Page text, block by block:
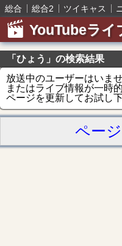
総合 総合2 ツイキャス
YouTubeライ
「ひょう」の検索結果
放送中のユーザーはいませ
またはライブ情報が一時
ページを更新してお試し下
ペー